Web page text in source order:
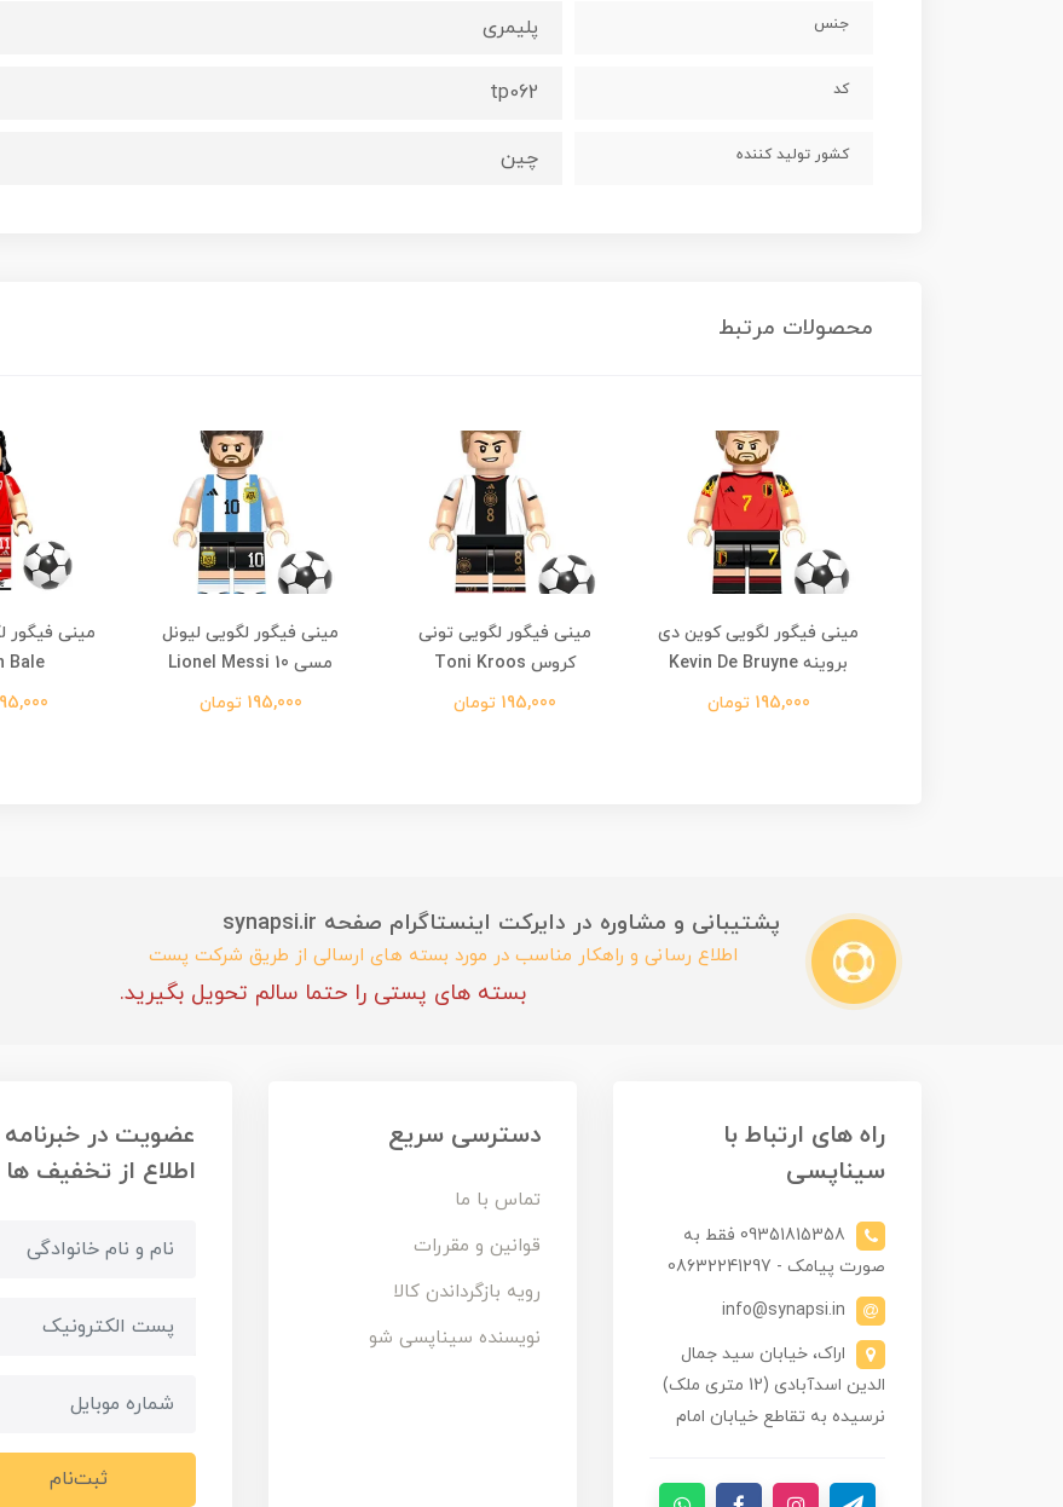
جنس پلیمری
کد tp062
کشور تولید کننده چین
محصولات مرتبط
مینی فیگور لگویی کوین دی
بروینه Kevin De Bruyne
195,000 تومان
مینی فیگور لگویی تونی
کروس Toni Kroos
195,000 تومان
مینی فیگور لگویی لیونل
مسی Lionel Messi 10
195,000 تومان
مینی فیگور
Bale
195,000
پشتیبانی و مشاوره در دایرکت اینستاگرام صفحه synapsi.ir
اطلاع رسانی و راهکار مناسب در مورد بسته های ارسالی از طریق شرکت پست
بسته های پستی را حتما سالم تحویل بگیرید.
راه های ارتباط با
سیناپسی
09351815358 فقط به
صورت پیامک - 08632241297
info@synapsi.in
اراک، خیابان سید جمال
الدین اسدآبادی (12 متری ملک)
نرسیده به تقاطع خیابان امام
دسترسی سریع
تماس با ما
قوانین و مقررات
رویه بازگرداندن کالا
نویسنده سیناپسی شو
عضویت در خبرنامه
اطلاع از تخفیف ها
ثبت‌نام